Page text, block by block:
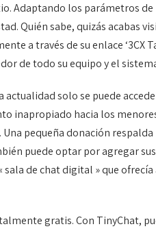
Adaptando los parámetros de
Quién sabe, quizás acabas
a través de su enlace ‘3CX
de todo su equipo y el
solo se puede
inapropiado hacia los
pequeña donación
puede optar por agregar
de chat digital » que
gratis. Con TinyChat,